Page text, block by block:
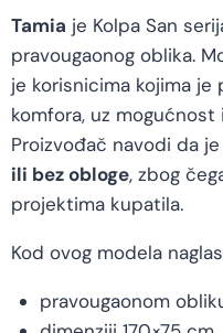
Tamia je Kolpa San
pravougaonog oblika.
je korisnicima kojima
komfora, uz
Proizvođač navodi da
ili bez obloge, zbog
projektima kupatila.
Kod ovog modela
pravougaonom